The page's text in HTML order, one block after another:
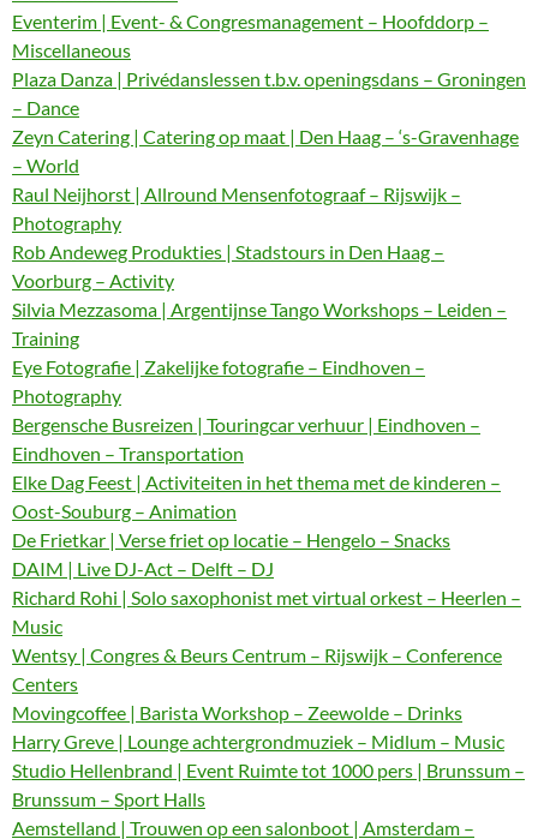
Eventerim | Event- & Congresmanagement – Hoofddorp –
Miscellaneous
Plaza Danza | Privédanslessen t.b.v. openingsdans – Groningen
– Dance
Zeyn Catering | Catering op maat | Den Haag – ‘s-Gravenhage
– World
Raul Neijhorst | Allround Mensenfotograaf – Rijswijk –
Photography
Rob Andeweg Produkties | Stadstours in Den Haag –
Voorburg – Activity
Silvia Mezzasoma | Argentijnse Tango Workshops – Leiden –
Training
Eye Fotografie | Zakelijke fotografie – Eindhoven –
Photography
Bergensche Busreizen | Touringcar verhuur | Eindhoven –
Eindhoven – Transportation
Elke Dag Feest | Activiteiten in het thema met de kinderen –
Oost-Souburg – Animation
De Frietkar | Verse friet op locatie – Hengelo – Snacks
DAIM | Live DJ-Act – Delft – DJ
Richard Rohi | Solo saxophonist met virtual orkest – Heerlen –
Music
Wentsy | Congres & Beurs Centrum – Rijswijk – Conference
Centers
Movingcoffee | Barista Workshop – Zeewolde – Drinks
Harry Greve | Lounge achtergrondmuziek – Midlum – Music
Studio Hellenbrand | Event Ruimte tot 1000 pers | Brunssum –
Brunssum – Sport Halls
Aemstelland | Trouwen op een salonboot | Amsterdam –